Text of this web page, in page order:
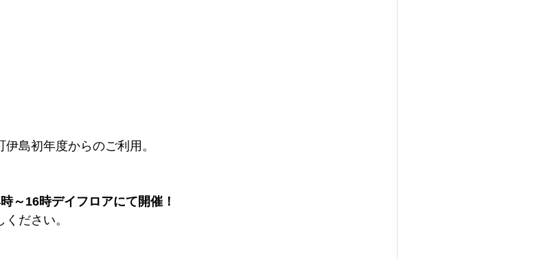
島初年度からのご利用。
～16時デイフロアにて開催！
ださい。